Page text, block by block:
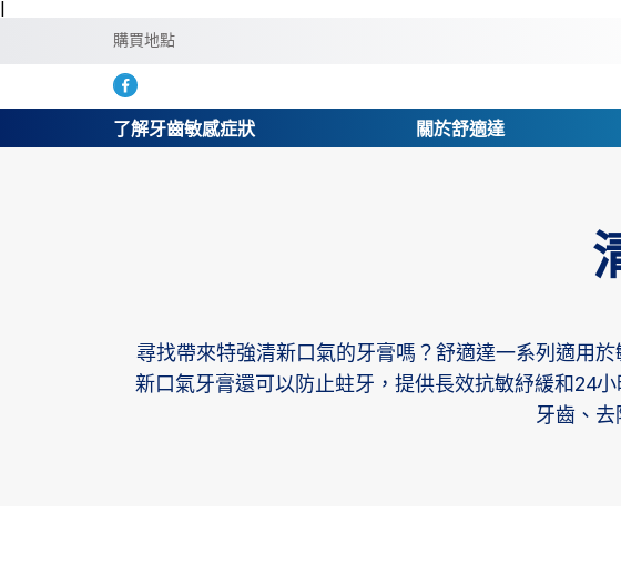
|
購買地點
了解牙齒敏感症狀 關於舒適達
尋找帶來特強清新口氣的牙膏嗎？舒適達一系列適用
新口氣牙膏還可以防止蛀牙，提供長效抗敏紓緩和24
牙齒、